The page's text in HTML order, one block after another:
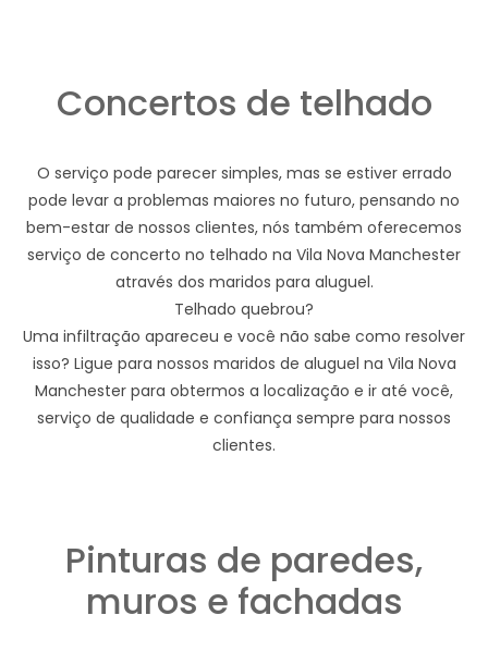
Concertos de telhado
O serviço pode parecer simples, mas se estiver errado
pode levar a problemas maiores no futuro, pensando no
bem-estar de nossos clientes, nós também oferecemos
serviço de concerto no telhado na Vila Nova Manchester
através dos maridos para aluguel.
Telhado quebrou?
Uma infiltração apareceu e você não sabe como resolver
isso? Ligue para nossos maridos de aluguel na Vila Nova
Manchester para obtermos a localização e ir até você,
serviço de qualidade e confiança sempre para nossos
clientes.
Pinturas de paredes,
muros e fachadas